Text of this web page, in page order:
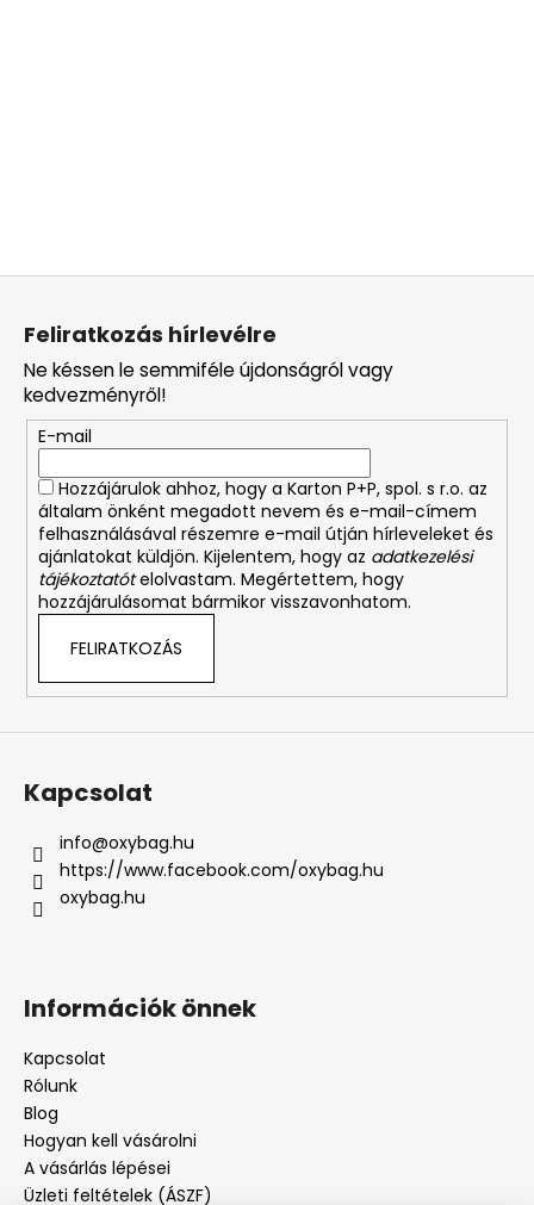
L
Feliratkozás hírlevélre
Ne késsen le semmiféle újdonságról vagy
kedvezményről!
E-mail
Hozzájárulok ahhoz, hogy a Karton P+P, spol. s r.o. az
általam önként megadott nevem és e-mail-címem
felhasználásával részemre e-mail útján hírleveleket és
ajánlatokat küldjön. Kijelentem, hogy az adatkezelési
tájékoztatótelolvastam. Megértettem, hogy
hozzájárulásomat bármikor visszavonhatom.
FELIRATKOZÁS
Kapcsolat
info@oxybag.hu
https://www.facebook.com/oxybag.hu
oxybag.hu
Információk önnek
Kapcsolat
Rólunk
Blog
Hogyan kell vásárolni
A vásárlás lépései
Üzleti feltételek (ÁSZF)